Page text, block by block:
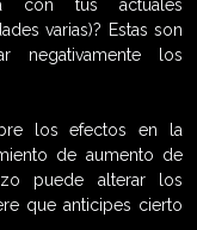
con tus actuales
varias)? Estas son
negativamente los
los efectos en la
de aumento de
puede alterar los
que anticipes cierto